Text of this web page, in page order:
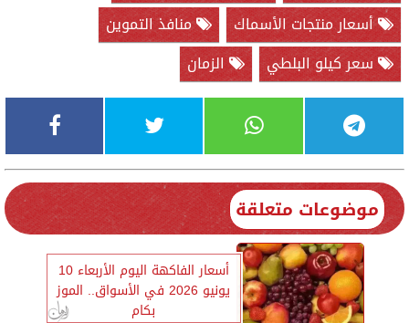
أسعار منتجات الأسماك
منافذ التموين
سعر كيلو البلطي
الزمان
موضوعات متعلقة
أسعار الفاكهة اليوم الأربعاء 10
يونيو 2026 في الأسواق.. الموز
بكام